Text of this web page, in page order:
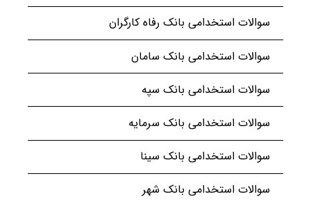
سوالات استخدامی بانک رفاه کارگران
سوالات استخدامی بانک سامان
سوالات استخدامی بانک سپه
سوالات استخدامی بانک سرمایه
سوالات استخدامی بانک سینا
سوالات استخدامی بانک شهر